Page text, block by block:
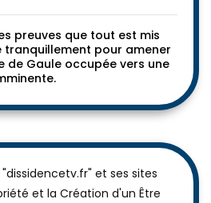
preuves que tout est mis
tranquillement pour amener
de Gaule occupée vers une
et ses sites
et la Création d'un Être